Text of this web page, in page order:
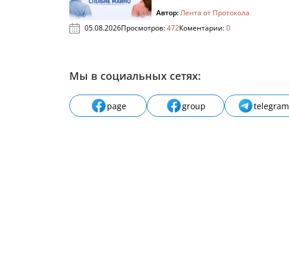
Автор:Лента от Протокола
05.08.2026Просмотров:472Коментарии:0
Мы в социальных сетях:
page group telegram